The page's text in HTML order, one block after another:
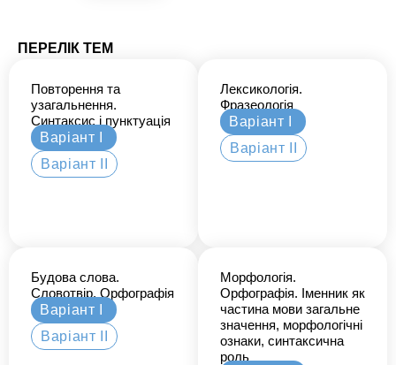
ПЕРЕЛІК ТЕМ
Повторення та
узагальнення.
Синтаксис і пунктуація
Варіант І
Варіант ІІ
Лексикологія.
Фразеологія
Варіант І
Варіант ІІ
Будова слова.
Словотвір. Орфографія
Варіант І
Варіант ІІ
Морфологія.
Орфографія. Іменник як
частина мови загальне
значення, морфологічні
ознаки, синтаксична
роль